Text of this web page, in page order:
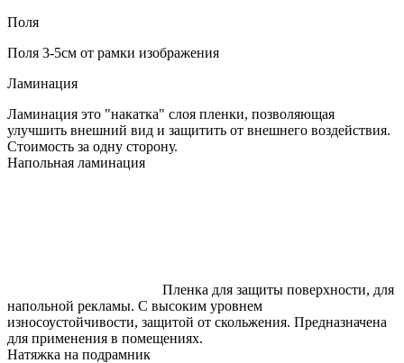
Поля
Поля 3-5см от рамки изображения
Ламинация
​Ламинация это "накатка" слоя пленки, позволяющая
улучшить внешний вид и защитить от внешнего воздействия.
Стоимость за одну сторону.
Напольная ламинация
Пленка для защиты поверхности, для
напольной рекламы. С высоким уровнем
износоустойчивости, защитой от скольжения. Предназначена
для применения в помещениях.
Натяжка на подрамник